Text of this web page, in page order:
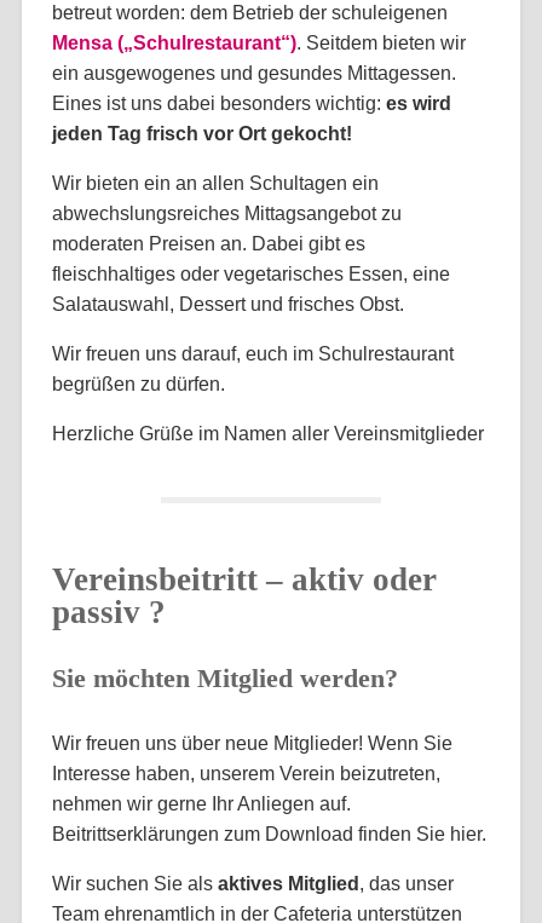
betreut worden: dem Betrieb der schuleigenen
Mensa („Schulrestaurant“). Seitdem bieten wir
ein ausgewogenes und gesundes Mittagessen.
Eines ist uns dabei besonders wichtig: es wird
jeden Tag frisch vor Ort gekocht!
Wir bieten ein an allen Schultagen ein
abwechslungsreiches Mittagsangebot zu
moderaten Preisen an. Dabei gibt es
fleischhaltiges oder vegetarisches Essen, eine
Salatauswahl, Dessert und frisches Obst.
Wir freuen uns darauf, euch im Schulrestaurant
begrüßen zu dürfen.
Herzliche Grüße im Namen aller Vereinsmitglieder
Vereinsbeitritt – aktiv oder
passiv ?
Sie möchten Mitglied werden?
Wir freuen uns über neue Mitglieder! Wenn Sie
Interesse haben, unserem Verein beizutreten,
nehmen wir gerne Ihr Anliegen auf.
Beitrittserklärungen zum Download finden Sie hier.
Wir suchen Sie als aktives Mitglied , das unser
Team ehrenamtlich in der Cafeteria unterstützen